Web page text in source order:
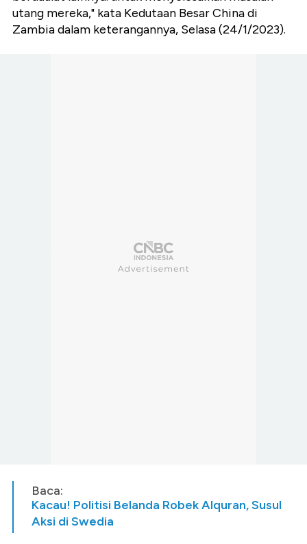
utang mereka," kata Kedutaan Besar China di
Zambia dalam keterangannya, Selasa (24/1/2023).
Baca:
Kacau! Politisi Belanda Robek Alquran, Susul
Aksi di Swedia